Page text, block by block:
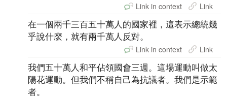
Link in context Link
在一個兩千三百五十萬人的國家裡，這表示總統幾
乎說什麼，就有兩千萬人反對。
Link in context Link
我們五十萬人和平佔領國會三週。這場運動叫做太
陽花運動。但我們不稱自己為抗議者。我們是示範
者。